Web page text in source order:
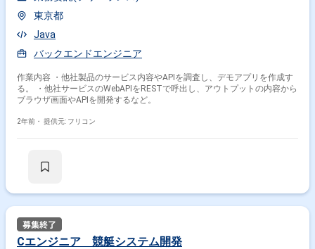
東京都
Java
バックエンドエンジニア
作業内容 ・他社製品のサービス内容やAPIを調査し、デモアプリを作成す
る。 ・他社サービスのWebAPIをRESTで呼出し、アウトプットの内容から
ブラウザ画面やAPIを開発するなど。
2年前・ 提供元: フリコン
Cエンジニア 競艇システム開発